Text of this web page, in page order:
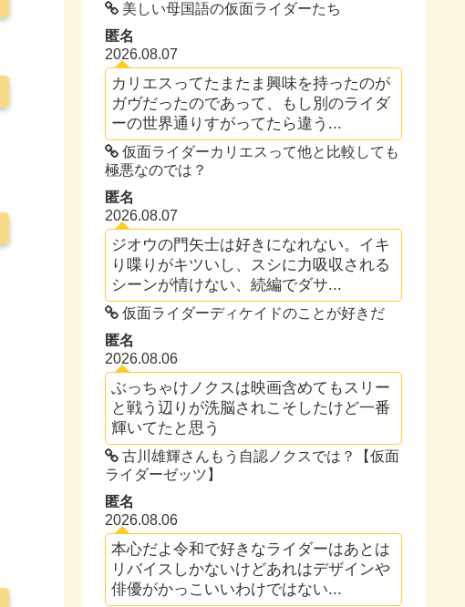
美しい母国語の仮面ライダーたち
匿名
2026.08.07
カリエスってたまたま興味を持ったのが
ガヴだったのであって、もし別のライダ
ーの世界通りすがってたら違う...
仮面ライダーカリエスって他と比較しても
極悪なのでは？
匿名
2026.08.07
ジオウの門矢士は好きになれない。イキ
り喋りがキツいし、スシに力吸収される
シーンが情けない、続編でダサ...
仮面ライダーディケイドのことが好きだ
匿名
2026.08.06
ぶっちゃけノクスは映画含めてもスリー
と戦う辺りが洗脳されこそしたけど一番
輝いてたと思う
古川雄輝さんもう自認ノクスでは？【仮面
ライダーゼッツ】
匿名
2026.08.06
本心だよ令和で好きなライダーはあとは
リバイスしかないけどあれはデザインや
俳優がかっこいいわけではない...